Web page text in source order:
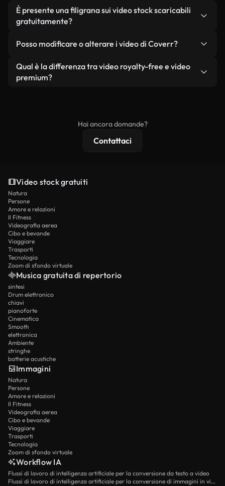
senza citare il creatore, sebbene sia sempre
gradito.
Sì. Tutti i filmati di Coverr possono essere utilizzati
in video monetizzati su YouTube, promozioni sui
condizione che non si rivendano o ridistribuiscano
È presente una filigrana sui video stock scaricabili
gratuitamente?
reali o generati dall'intelligenza artificiale, include
filigrane. Avrai a disposizione filmati puliti e pronti
all'uso.
Posso modificare o alterare i video di Coverr?
Sì. Siete liberi di tagliare, ritagliare o remixare i
nostri video. Assicuratevi solo che il prodotto
Qual è la differenza tra video royalty-free e video
premium?
Hai ancora domande?
Contattaci
Video stock gratuiti
Natura
Persone
Amore e relazioni
Il Fitness
Videografia aerea
Cibo e bevande
Viaggiare
Trasporti
Tecnologia
Zoom di sfondo virtuale
Musica gratuita di repertorio
sintesi
Drum elettronico
chiavi
pianoforte
Cinematica
Smooth
elettronica
Ambiente
stringhe
batterie acustiche
Immagini
Natura
Persone
Amore e relazioni
Il Fitness
Videografia aerea
Cibo e bevande
Viaggiare
Trasporti
Tecnologia
Zoom di sfondo virtuale
Workflow IA
Flussi di lavoro di intelligenza artificiale per la conversione da testo a video
Flussi di lavoro di intelligenza artificiale per la conversione di immagini in video